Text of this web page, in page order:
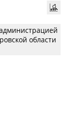
области